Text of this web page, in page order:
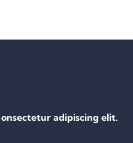
adipiscing elit.